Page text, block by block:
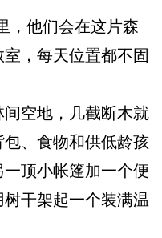
他们会在这片森
，每天位置都不固
空地，几截断木就
、食物和供低龄孩
顶小帐篷加一个便
干架起一个装满温